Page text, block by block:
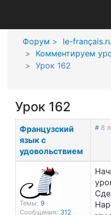
Форум
le-
Комментируем
Урок 162
Урок 162
Французский
язык с
удовольствием
# 8
Темы: 9
Сообщения: 312